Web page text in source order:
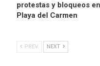
protestas y bloqueos en
Playa del Carmen
PREV NEXT